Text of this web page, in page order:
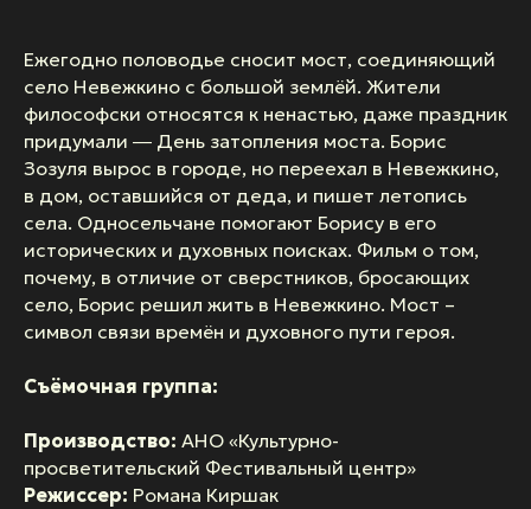
Ежегодно половодье сносит мост, соединяющий
село Невежкино с большой землёй. Жители
философски относятся к ненастью, даже праздник
придумали ― День затопления моста. Борис
Зозуля вырос в городе, но переехал в Невежкино,
в дом, оставшийся от деда, и пишет летопись
села. Односельчане помогают Борису в его
исторических и духовных поисках. Фильм о том,
почему, в отличие от сверстников, бросающих
село, Борис решил жить в Невежкино. Мост –
символ связи времён и духовного пути героя.
Съёмочная группа:
Производство: АНО «Культурно-
просветительский Фестивальный центр»
Режиссер: Романа Киршак